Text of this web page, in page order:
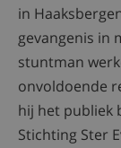
in
gevangenis in
stuntman
onvoldoende
hij het publiek
Stichting Ster